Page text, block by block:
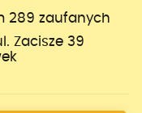
289 zaufanych
Zacisze 39